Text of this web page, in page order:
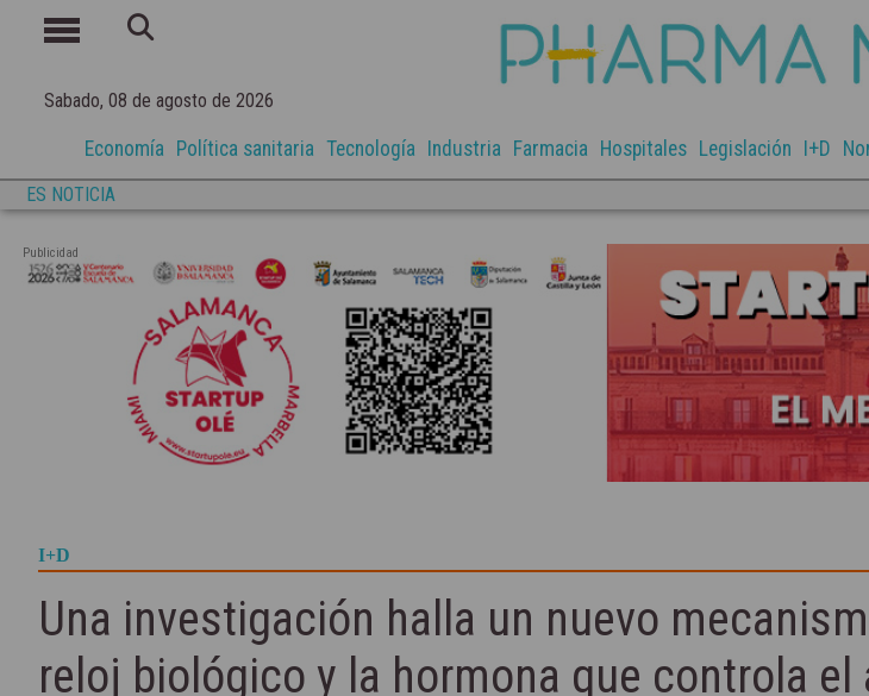
Sabado, 08 de agosto de 2026
Economía Política sanitaria Tecnología Industria Farmacia Hospitales Legislación I+D
ES NOTICIA
Publicidad
I+D
Una investigación halla un nuevo
reloj biológico y la hormona que controla el